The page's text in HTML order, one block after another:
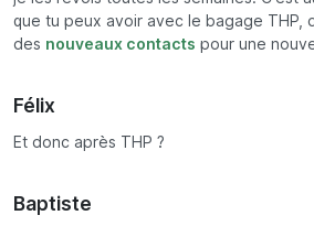
que tu peux avoir avec le bagage THP,
des nouveaux contacts pour une
Félix
Et donc après THP ?
Baptiste